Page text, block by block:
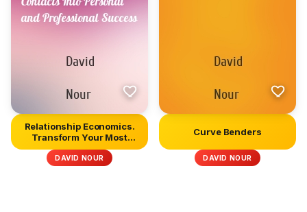
Relationship Economics.
Transform Your Most
Valuab...
DAVID NOUR
Curve Benders
DAVID NOUR